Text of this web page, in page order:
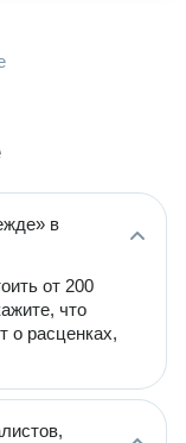
в
от 200
что
о расценках,